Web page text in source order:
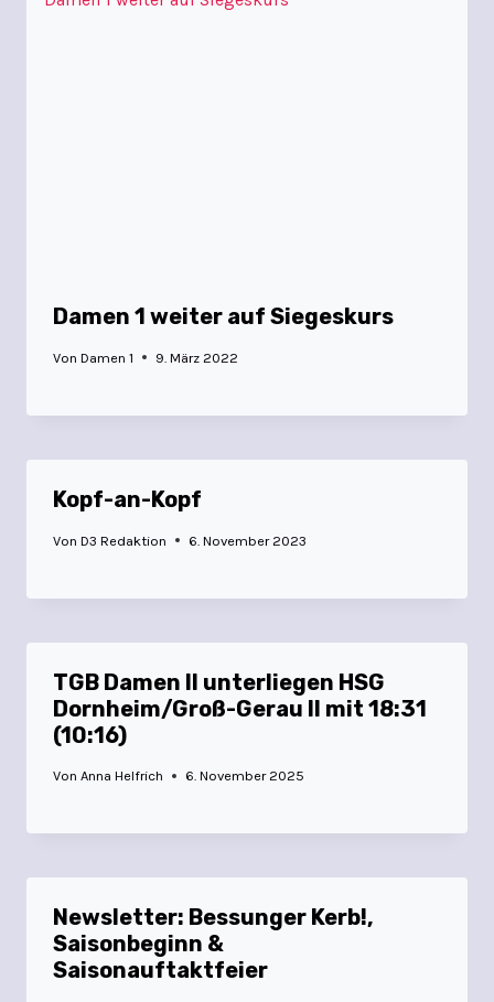
Damen 1 weiter auf Siegeskurs
Von Damen 1 9. März 2022
Kopf-an-Kopf
Von D3 Redaktion 6. November 2023
TGB Damen II unterliegen HSG
Dornheim/Groß-Gerau II mit 18:31
(10:16)
Von Anna Helfrich 6. November 2025
Newsletter: Bessunger Kerb!,
Saisonbeginn &
Saisonauftaktfeier